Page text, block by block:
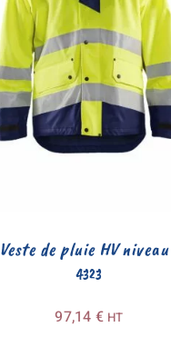
4323
Veste de pluie HV niveau
97,14 € HT